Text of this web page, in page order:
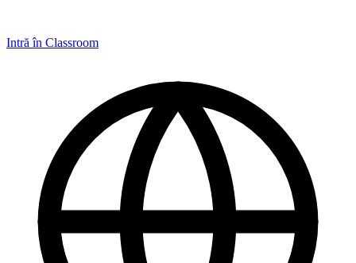
Intră în Classroom